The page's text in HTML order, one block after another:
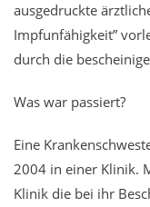
ausgedruckte
Impfunfähigkeit”
durch die
Was war passiert?
Eine
2004 in einer Klinik.
Klinik die bei ihr